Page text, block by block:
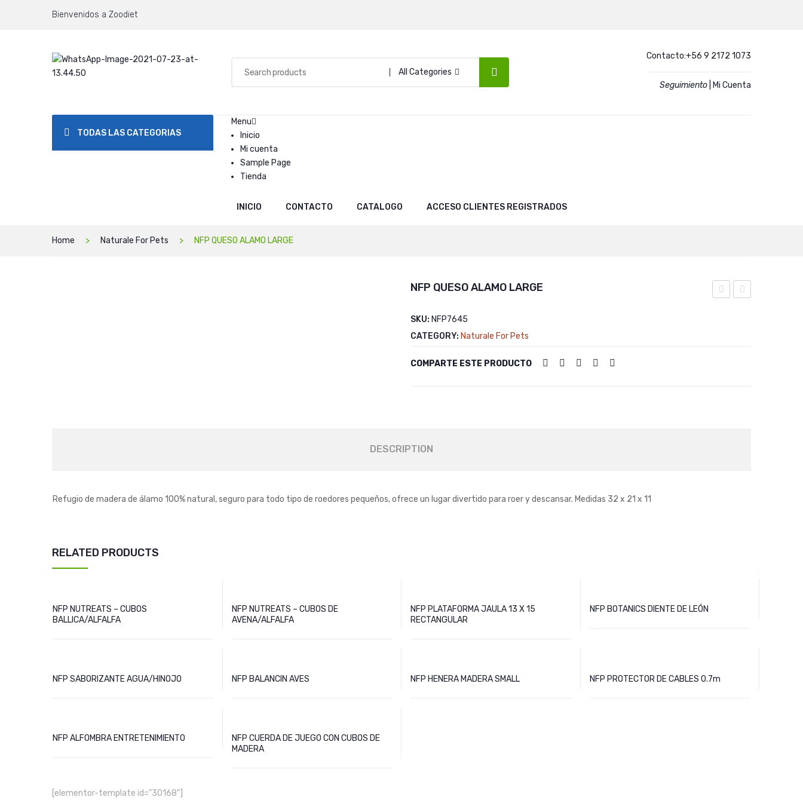
Bienvenidos a Zoodiet
All Categories
Contacto:+56 9 2172 1073
Seguimiento Mi Cuenta
Menu
Inicio
Mi cuenta
Sample Page
Tienda
INICIO CONTACTO CATALOGO ACCESO CLIENTES REGISTRADOS
TODAS LAS CATEGORIAS
Home Naturale For Pets NFP QUESO ALAMO LARGE
NFP QUESO ALAMO LARGE
SKU: NFP7645
CATEGORY: Naturale For Pets
COMPARTE ESTE PRODUCTO
DESCRIPTION
Refugio de madera de álamo 100% natural, seguro para todo tipo de roedores pequeños, ofrece un lugar divertido para roer y descansar. Medidas 32 x 21 x 11
RELATED PRODUCTS
NFP NUTREATS – CUBOS
BALLICA/ALFALFA
NFP NUTREATS – CUBOS DE
AVENA/ALFALFA
NFP PLATAFORMA JAULA 13 X 15
RECTANGULAR
NFP BOTANICS DIENTE DE LEÓN
NFP SABORIZANTE AGUA/HINOJO NFP BALANCIN AVES NFP HENERA MADERA SMALL NFP PROTECTOR DE CABLES 0.7m
NFP ALFOMBRA ENTRETENIMIENTO
NFP CUERDA DE JUEGO CON CUBOS DE
MADERA
[elementor-template id="30168"]